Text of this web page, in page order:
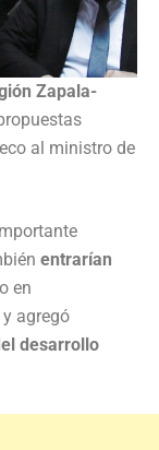
Zapala-
al ministro de
entrarían
en
agregó
desarrollo